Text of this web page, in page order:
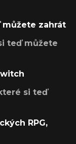
můžete zahrát
teď můžete
si teď
RPG,